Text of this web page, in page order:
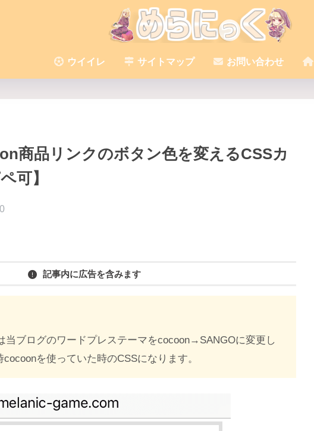
ウイイレ サイトマップ お問い合わせ
商品リンクのボタン色を変えるCSSカ
可】
記事内に広告を含みます
当ブログのワードプレステーマをcocoon→SANGOに変更し
を使っていた時のCSSになります。